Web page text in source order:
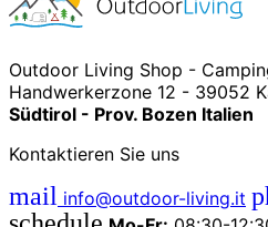
Outdoor Living Shop -
Handwerkerzone 12 - 39052
Südtirol - Prov. Bozen Italien
Kontaktieren Sie uns
mail info@outdoor-living.it